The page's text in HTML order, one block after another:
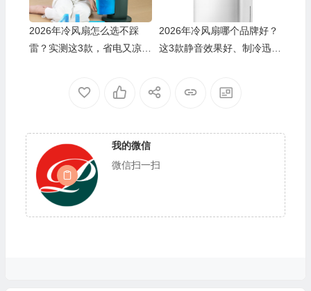
2026年冷风扇怎么选不踩
雷？实测这3款，省电又凉
2026年冷风扇哪个品牌好？
这3款静音效果好、制冷迅
我的微信
微信扫一扫
🎁